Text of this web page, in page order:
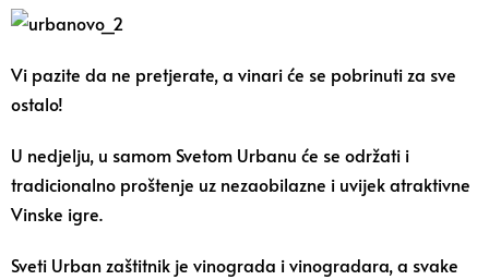
Vi pazite da ne pretjerate, a vinari će se pobrinuti za sve
ostalo!
U nedjelju, u samom Svetom Urbanu će se održati i
tradicionalno proštenje uz nezaobilazne i uvijek atraktivne
Vinske igre.
Sveti Urban zaštitnik je vinograda i vinogradara, a svake